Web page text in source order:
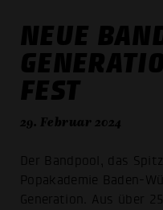
NEUE
FEST
29. Februar 2024
Der Bandpool, das
Popakademie Baden-
Generation. Aus über